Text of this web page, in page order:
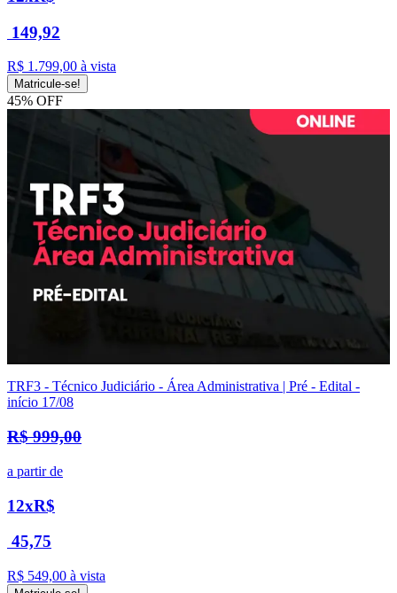
149,92
R$ 1.799,00 à vista
Matricule-se!
45% OFF
TRF3 - Técnico Judiciário - Área Administrativa | Pré - Edital -
início 17/08
R$ 999,00
a partir de
12xR$
45,75
R$ 549,00 à vista